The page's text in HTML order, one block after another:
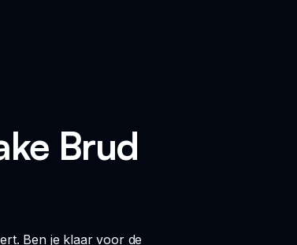
Brud
Ben je klaar voor de